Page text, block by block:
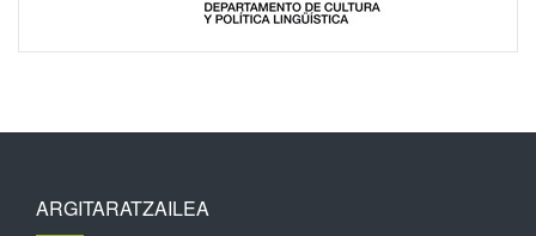
ARGITARATZAILEA